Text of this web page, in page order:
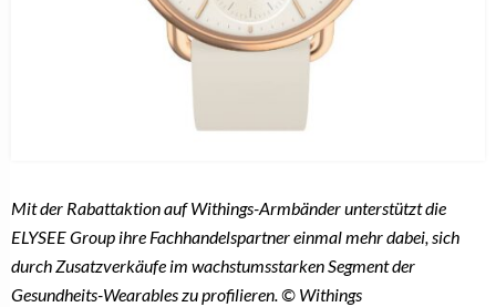
Mit der Rabattaktion auf Withings-Armbänder unterstützt die
ELYSEE Group ihre Fachhandelspartner einmal mehr dabei, sich
durch Zusatzverkäufe im wachstumsstarken Segment der
Gesundheits-Wearables zu profilieren. © Withings